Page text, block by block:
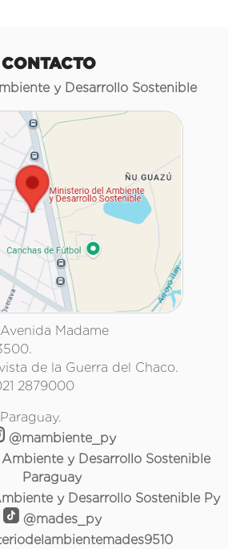
CONTACTO
y Desarrollo Sostenible
Madame
de la Guerra del Chaco.
2879000
@mambiente_py
y Desarrollo Sostenible
Paraguay
y Desarrollo Sostenible Py
@mades_py